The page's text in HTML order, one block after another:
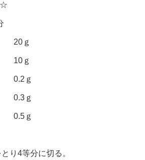
☆
ｇ
10ｇ
ｇ
ｇ
ｇ
り4等分に切る。